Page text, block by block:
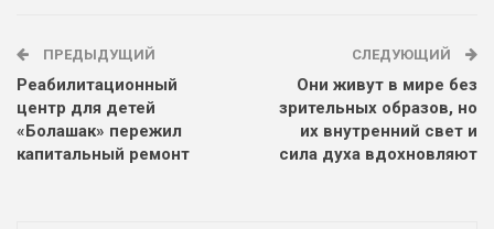
ПРЕДЫДУЩИЙ
Реабилитационный
центр для детей
«Болашак» пережил
капитальный ремонт
СЛЕДУЮЩИЙ
Они живут в мире без
зрительных образов, но
их внутренний свет и
сила духа вдохновляют